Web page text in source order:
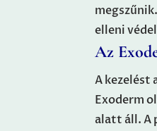
elleni
Az
A kezelést
Exoderm
alatt áll. A